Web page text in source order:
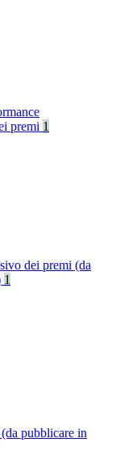
premi 1
dei premi (da
1
pubblicare in